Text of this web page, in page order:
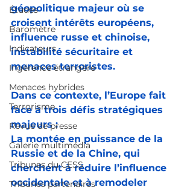
Études
Baromètre
Indicateurs
Ingérence étrangère
Menaces hybrides
Terrorisme
Revue de presse
Galerie multimédia
Tribunes du CESS
Tribunes partenaires
géopolitique majeur où se
croisent intérêts européens,
influence russe et chinoise,
instabilité sécuritaire et
menaces terroristes.
Dans ce contexte, l’Europe fait
face à trois défis stratégiques
majeurs :
La montée en puissance de la
Russie et de la Chine, qui
cherchent à réduire l’influence
occidentale et à remodeler